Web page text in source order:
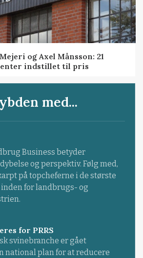
og Axel Månsson: 21
indstillet til pris
med...
Business betyder
og perspektiv. Følg med,
på topcheferne i de største
for landbrugs- og
for PRRS
svinebranche er gået
national plan for at reducere